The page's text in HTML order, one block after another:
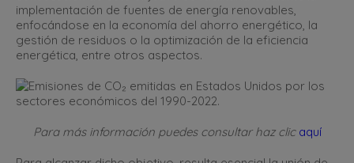
implementación de fuentes de energía renovables,
enfocándose en la economía del ahorro energético, la
gestión de residuos o la optimización de la eficiencia
energética, entre otros aspectos.
Para más información puedes consultar haz clic aquí